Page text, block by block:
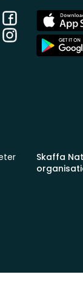
Facebook
Instagram
App
Store
App
Store
Skaffa